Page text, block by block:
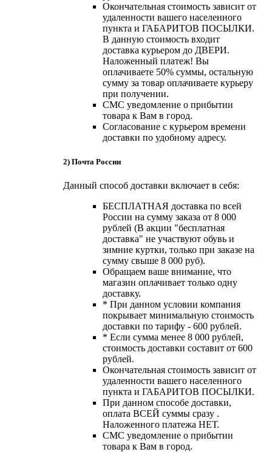
Окончательная стоимость зависит от
удаленности вашего населенного
пункта и ГАБАРИТОВ ПОСЫЛКИ.
В данную стоимость входит
доставка курьером до ДВЕРИ.
Наложенный платеж! Вы
оплачиваете 50% суммы, остальную
сумму за товар оплачиваете курьеру
при получении.
СМС уведомление о прибытии
товара к Вам в город.
Согласование с курьером времени
доставки по удобному адресу.
2) Почта России
Данный способ доставки включает в себя:
БЕСПЛАТНАЯ доставка по всей
России на сумму заказа от 8 000
рублей (В акции "бесплатная
доставка" не участвуют обувь и
зимние куртки, только при заказе на
сумму свыше 8 000 руб).
Обращаем ваше внимание, что
магазин оплачивает только одну
доставку.
* При данном условии компания
покрывает минимальную стоимость
доставки по тарифу - 600 рублей.
* Если сумма менее 8 000 рублей,
стоимость доставки составит от 600
рублей.
Окончательная стоимость зависит от
удаленности вашего населенного
пункта и ГАБАРИТОВ ПОСЫЛКИ.
При данном способе доставки,
оплата ВСЕЙ суммы сразу .
Наложенного платежа НЕТ.
СМС уведомление о прибытии
товара к Вам в город.